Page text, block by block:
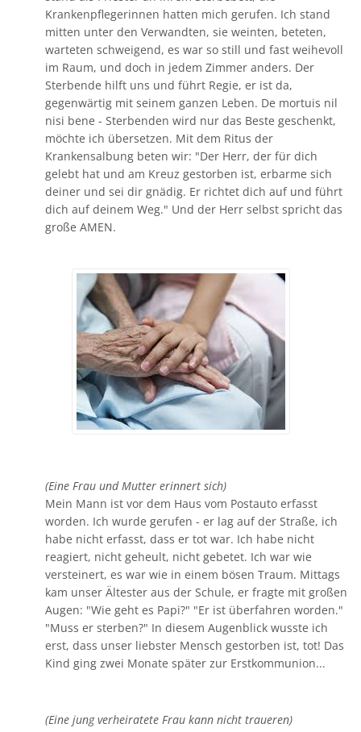
Krankenpflegerinnen hatten mich gerufen. Ich stand
mitten unter den Verwandten, sie weinten, beteten,
warteten schweigend, es war so still und fast weihevoll
im Raum, und doch in jedem Zimmer anders. Der
Sterbende hilft uns und führt Regie, er ist da,
gegenwärtig mit seinem ganzen Leben. De mortuis nil
nisi bene - Sterbenden wird nur das Beste geschenkt,
möchte ich übersetzen. Mit dem Ritus der
Krankensalbung beten wir: "Der Herr, der für dich
gelebt hat und am Kreuz gestorben ist, erbarme sich
deiner und sei dir gnädig. Er richtet dich auf und führt
dich auf deinem Weg." Und der Herr selbst spricht das
große AMEN.
(Eine Frau und Mutter erinnert sich)
Mein Mann ist vor dem Haus vom Postauto erfasst
worden. Ich wurde gerufen - er lag auf der Straße, ich
habe nicht erfasst, dass er tot war. Ich habe nicht
reagiert, nicht geheult, nicht gebetet. Ich war wie
versteinert, es war wie in einem bösen Traum. Mittags
kam unser Ältester aus der Schule, er fragte mit großen
Augen: "Wie geht es Papi?" "Er ist überfahren worden."
"Muss er sterben?" In diesem Augenblick wusste ich
erst, dass unser liebster Mensch gestorben ist, tot! Das
Kind ging zwei Monate später zur Erstkommunion...
(Eine jung verheiratete Frau kann nicht traueren)